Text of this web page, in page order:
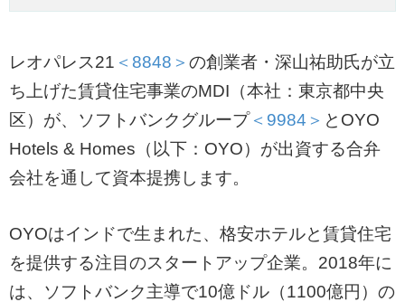
レオパレス21 ＜8848＞ の創業者・深山祐助氏が立
ち上げた賃貸住宅事業のMDI（本社：東京都中央
区）が、ソフトバンクグループ＜9984＞ とOYO
Hotels & Homes（以下：OYO）が出資する合弁
会社を通して資本提携します。
OYOはインドで生まれた、格安ホテルと賃貸住宅
を提供する注目のスタートアップ企業。2018年に
は、ソフトバンク主導で10億ドル（1100億円）の